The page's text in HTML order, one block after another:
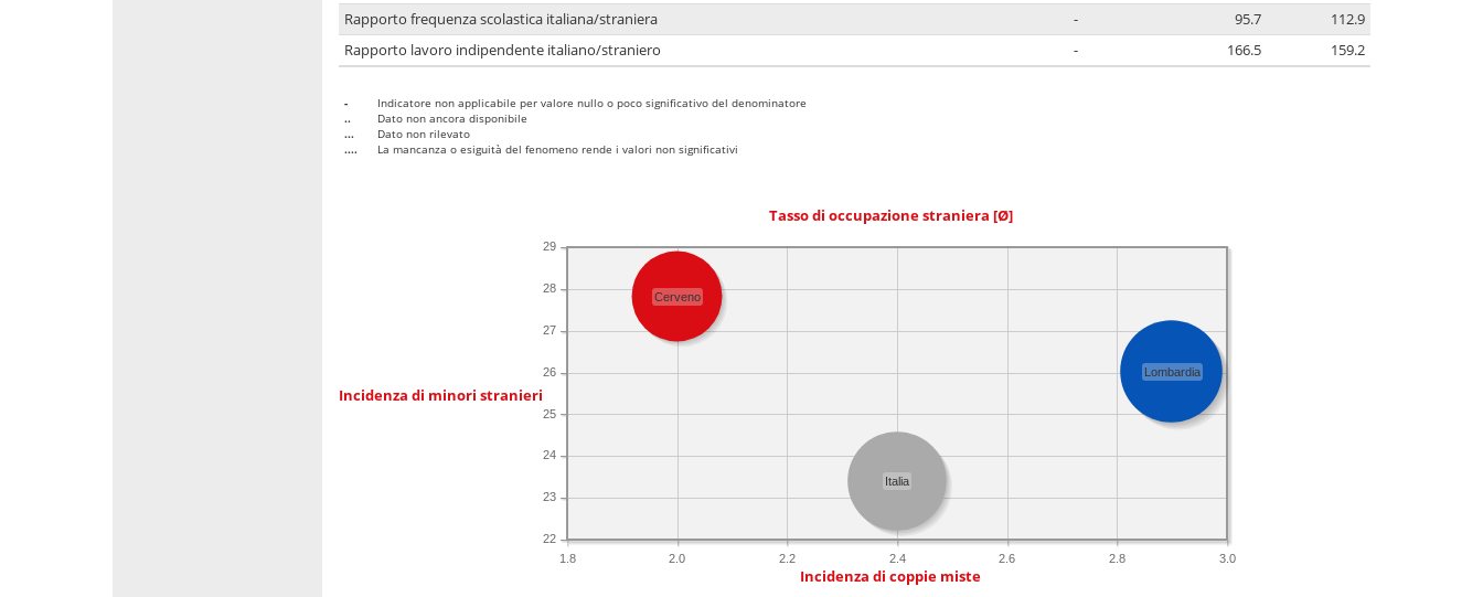
Rapporto frequenza scolastica italiana/straniera
- 95.7
112.9
Rapporto lavoro indipendente italiano/straniero
- 166.5 159.2
-
Indicatore non applicabile per valore nullo o poco significativo del denominatore
..
Dato non ancora disponibile
...
Dato non rilevato
....
La mancanza o esiguità del fenomeno rende i valori non significativi
Tasso di occupazione straniera [Ø]
Incidenza di minori stranieri
1.8 2.0 2.2 2.4 2.6 2.8 3.0
22
23
24
25
26
27
28
29
Lombardia
Italia
Cerveno
Incidenza di coppie miste